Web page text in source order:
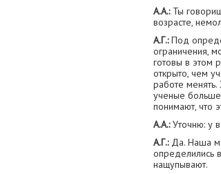
А.А.:Ты
возрасте,
А.Г.:Под
ограничения,
готовы в этом
открыто, чем
работе
ученые
понимают, что
А.А.:Уточню: у
А.Г.:Да. Наша
определились
нащупывают.